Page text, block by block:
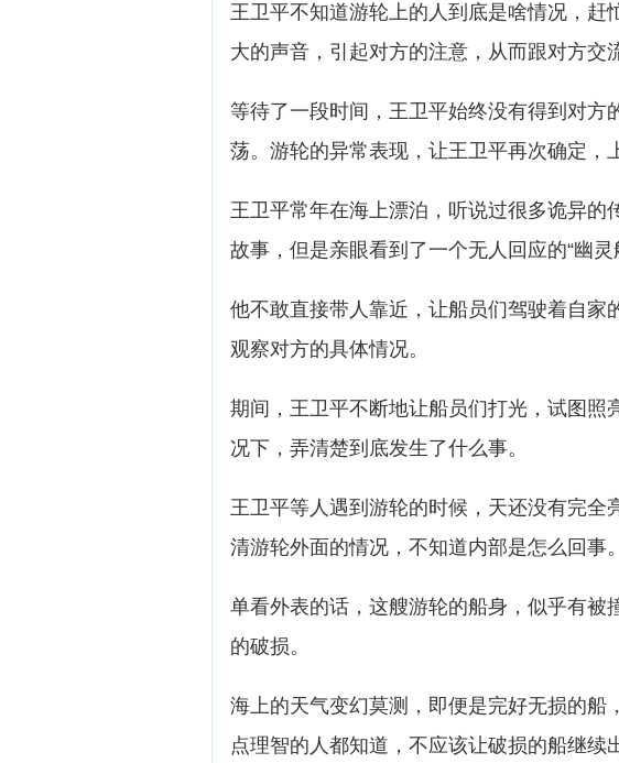
王卫平不知道游轮上的人到底是啥情况，赶
大的声音，引起对方的注意，从而跟对方交
等待了一段时间，王卫平始终没有得到对方
荡。游轮的异常表现，让王卫平再次确定，
王卫平常年在海上漂泊，听说过很多诡异的
故事，但是亲眼看到了一个无人回应的“幽灵
他不敢直接带人靠近，让船员们驾驶着自家
观察对方的具体情况。
期间，王卫平不断地让船员们打光，试图照
况下，弄清楚到底发生了什么事。
王卫平等人遇到游轮的时候，天还没有完全
清游轮外面的情况，不知道内部是怎么回事。
单看外表的话，这艘游轮的船身，似乎有被
的破损。
海上的天气变幻莫测，即便是完好无损的船
点理智的人都知道，不应该让破损的船继续